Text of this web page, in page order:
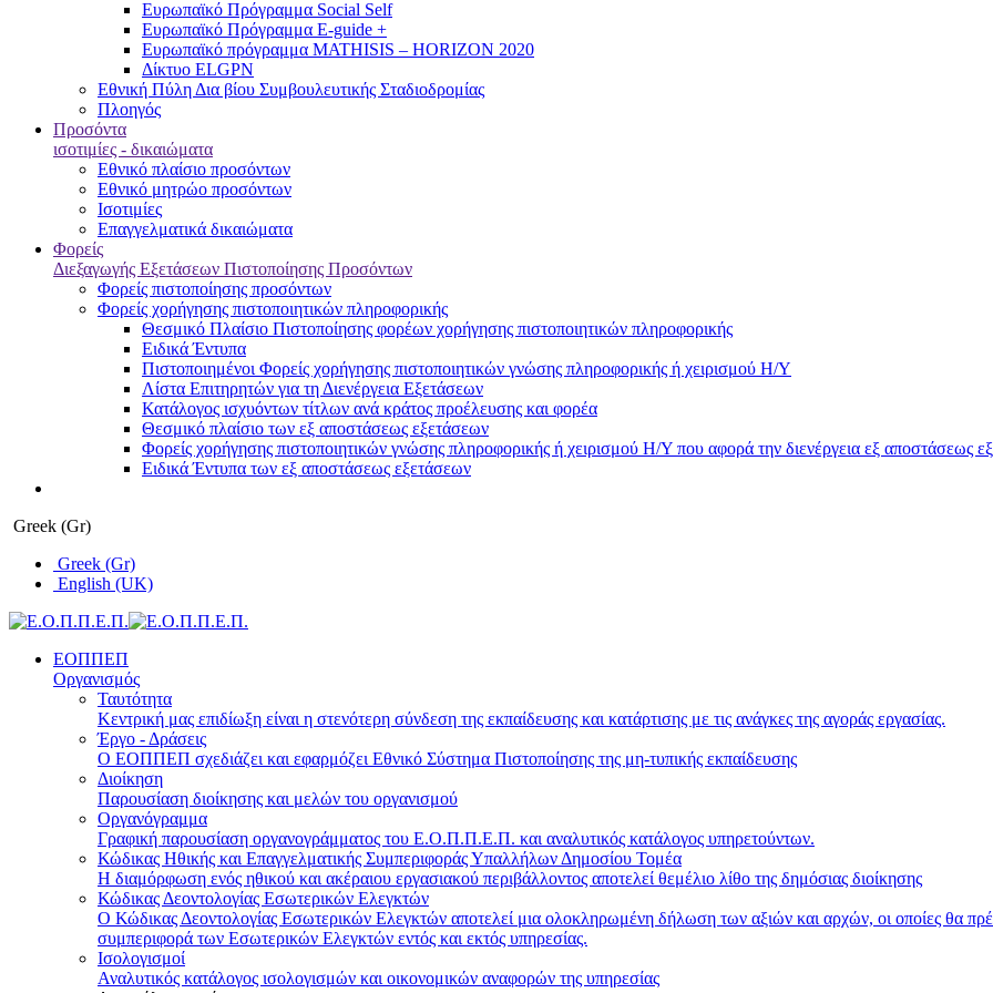
Ευρωπαϊκό Πρόγραμμα Social Self
Ευρωπαϊκό Πρόγραμμα E-guide +
Ευρωπαϊκό πρόγραμμα MATHISIS – HORIZON 2020
Δίκτυο ELGPN
Εθνική Πύλη Δια βίου Συμβουλευτικής Σταδιοδρομίας
Πλοηγός
Προσόντα
ισοτιμίες - δικαιώματα
Εθνικό πλαίσιο προσόντων
Εθνικό μητρώο προσόντων
Ισοτιμίες
Επαγγελματικά δικαιώματα
Φορείς
Διεξαγωγής Εξετάσεων Πιστοποίησης Προσόντων
Φορείς πιστοποίησης προσόντων
Φορείς χορήγησης πιστοποιητικών πληροφορικής
Θεσμικό Πλαίσιο Πιστοποίησης φορέων χορήγησης πιστοποιητικών πληροφορικής
Ειδικά Έντυπα
Πιστοποιημένοι Φορείς χορήγησης πιστοποιητικών γνώσης πληροφορικής ή χειρισμού Η/Υ
Λίστα Επιτηρητών για τη Διενέργεια Εξετάσεων
Κατάλογος ισχυόντων τίτλων ανά κράτος προέλευσης και φορέα
Θεσμικό πλαίσιο των εξ αποστάσεως εξετάσεων
Φορείς χορήγησης πιστοποιητικών γνώσης πληροφορικής ή χειρισμού Η/Υ που αφορά την διενέργεια εξ αποστάσεως
Ειδικά Έντυπα των εξ αποστάσεως εξετάσεων
Greek (Gr)
Greek (Gr)
English (UK)
ΕΟΠΠΕΠ
Οργανισμός
Ταυτότητα
Κεντρική μας επιδίωξη είναι η στενότερη σύνδεση της εκπαίδευσης και κατάρτισης με τις ανάγκες της αγοράς εργασίας.
Έργο - Δράσεις
Ο ΕΟΠΠΕΠ σχεδιάζει και εφαρμόζει Eθνικό Σύστημα Πιστοποίησης της μη-τυπικής εκπαίδευσης
Διοίκηση
Παρουσίαση διοίκησης και μελών του οργανισμού
Οργανόγραμμα
Γραφική παρουσίαση οργανογράμματος του Ε.Ο.Π.Π.Ε.Π. και αναλυτικός κατάλογος υπηρετούντων.
Κώδικας Ηθικής και Επαγγελματικής Συμπεριφοράς Υπαλλήλων Δημοσίου Τομέα
Η διαμόρφωση ενός ηθικού και ακέραιου εργασιακού περιβάλλοντος αποτελεί θεμέλιο λίθο της δημόσιας διοίκησης
Κώδικας Δεοντολογίας Εσωτερικών Ελεγκτών
Ο Κώδικας Δεοντολογίας Εσωτερικών Ελεγκτών αποτελεί μια ολοκληρωμένη δήλωση των αξιών και αρχών, οι οποίες θα
συμπεριφορά των Εσωτερικών Ελεγκτών εντός και εκτός υπηρεσίας.
Ισολογισμοί
Αναλυτικός κατάλογος ισολογισμών και οικονομικών αναφορών της υπηρεσίας